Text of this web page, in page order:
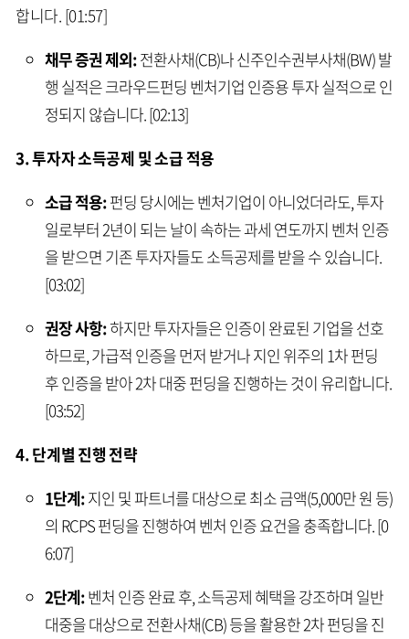
합니다. [01:57]
채무 증권 제외:전환사채(CB)나 신주인수권부사채(BW) 발
행 실적은 크라우드펀딩 벤처기업 인증용 투자 실적으로 인
정되지 않습니다. [02:13]
3. 투자자 소득공제 및 소급 적용
소급 적용:펀딩 당시에는 벤처기업이 아니었더라도, 투자
일로부터 2년이 되는 날이 속하는 과세 연도까지 벤처 인증
을 받으면 기존 투자자들도 소득공제를 받을 수 있습니다.
[03:02]
권장 사항:하지만 투자자들은 인증이 완료된 기업을 선호
하므로, 가급적 인증을 먼저 받거나 지인 위주의 1차 펀딩
후 인증을 받아 2차 대중 펀딩을 진행하는 것이 유리합니다.
[03:52]
4. 단계별 진행 전략
1단계:지인 및 파트너를 대상으로 최소 금액(5,000만 원 등)
의 RCPS 펀딩을 진행하여 벤처 인증 요건을 충족합니다. [0
6:07]
2단계:벤처 인증 완료 후, 소득공제 혜택을 강조하며 일반
대중을 대상으로 전환사채(CB) 등을 활용한 2차 펀딩을 진